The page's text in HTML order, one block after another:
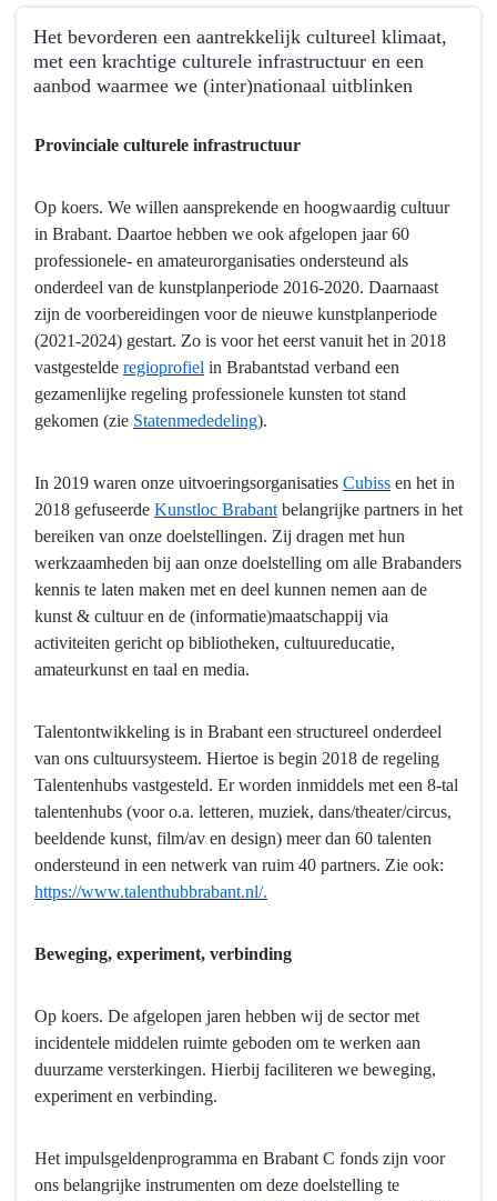
navigatie
Cultuur
Hebben
bereikt
wilden
bereiken?
Het bevorderen een aantrekkelijk cultureel klimaat,
met een krachtige culturele infrastructuur en een
aanbod waarmee we (inter)nationaal uitblinken
naar
06.01
Cultuur
Hebben
we
bereikt
wat
we
bereiken?
Het
bevorderen
een
aantrekkelijk
cultureel
krachtige
culturele
infrastructuur
een
aanbod
waarmee
(inter)nationaal
Provinciale culturele infrastructuur
Op koers. We willen aansprekende en hoogwaardig cultuur
in Brabant. Daartoe hebben we ook afgelopen jaar 60
professionele- en amateurorganisaties ondersteund als
onderdeel van de kunstplanperiode 2016-2020. Daarnaast
zijn de voorbereidingen voor de nieuwe kunstplanperiode
(2021-2024) gestart. Zo is voor het eerst vanuit het in 2018
vastgestelde regioprofiel in Brabantstad verband een
gezamenlijke regeling professionele kunsten tot stand
gekomen (zie Statenmededeling).
In 2019 waren onze uitvoeringsorganisaties Cubiss en het in
2018 gefuseerde Kunstloc Brabant belangrijke partners in het
bereiken van onze doelstellingen. Zij dragen met hun
werkzaamheden bij aan onze doelstelling om alle Brabanders
kennis te laten maken met en deel kunnen nemen aan de
kunst & cultuur en de (informatie)maatschappij via
activiteiten gericht op bibliotheken, cultuureducatie,
amateurkunst en taal en media.
Talentontwikkeling is in Brabant een structureel onderdeel
van ons cultuursysteem. Hiertoe is begin 2018 de regeling
Talentenhubs vastgesteld. Er worden inmiddels met een 8-tal
talentenhubs (voor o.a. letteren, muziek, dans/theater/circus,
beeldende kunst, film/av en design) meer dan 60 talenten
ondersteund in een netwerk van ruim 40 partners. Zie ook:
https://www.talenthubbrabant.nl/.
Beweging, experiment, verbinding
Op koers. De afgelopen jaren hebben wij de sector met
incidentele middelen ruimte geboden om te werken aan
duurzame versterkingen. Hierbij faciliteren we beweging,
experiment en verbinding.
Het impulsgeldenprogramma en Brabant C fonds zijn voor
ons belangrijke instrumenten om deze doelstelling te